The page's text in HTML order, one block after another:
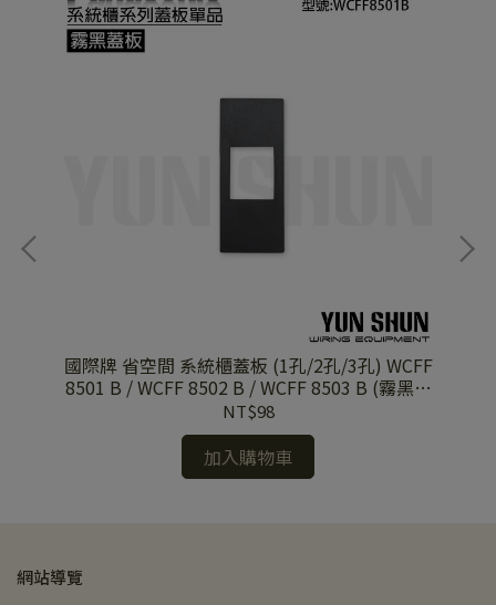
國際牌 省空間 系統櫃蓋板 (1孔/2孔/3孔) WCFF
8501 B / WCFF 8502 B / WCFF 8503 B (霧黑色
單品)
NT$98
加入購物車
網站導覽